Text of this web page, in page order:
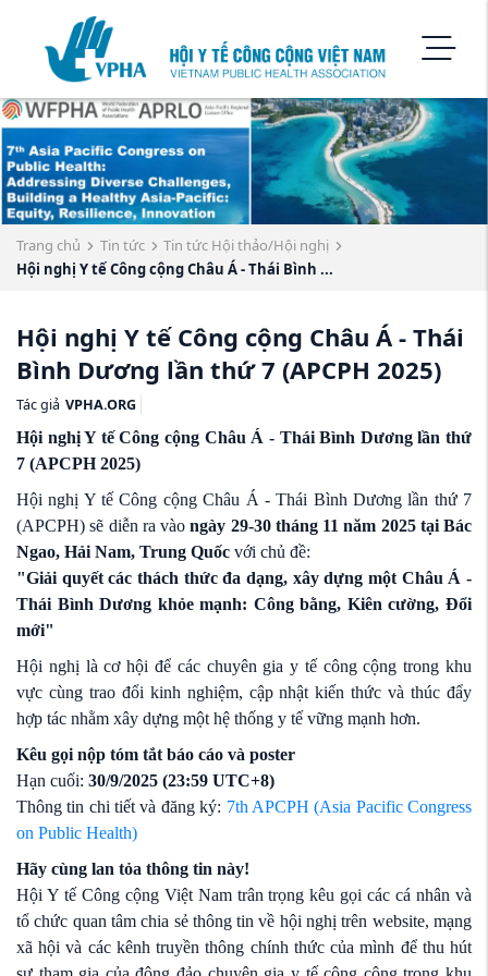
Trang chủ Tin tức
Tin tức Hội thảo/Hội nghị
Hội nghị Y tế Công cộng Châu Á - Thái Bình ...
Hội nghị Y tế Công cộng Châu Á - Thái
Bình Dương lần thứ 7 (APCPH 2025)
Tác giả VPHA.ORG
Hội nghị Y tế Công cộng Châu Á - Thái Bình Dương lần thứ
7 (APCPH 2025)
Hội nghị Y tế Công cộng Châu Á - Thái Bình Dương lần thứ 7
(APCPH) sẽ diễn ra vàongày 29-30 tháng 11 năm 2025 tại Bác
Ngao, Hải Nam, Trung Quốc với chủ đề:
"Giải quyết các thách thức đa dạng, xây dựng một Châu Á -
Thái Bình Dương khỏe mạnh: Công bằng, Kiên cường, Đổi
mới"
Hội nghị là cơ hội để các chuyên gia y tế công cộng trong khu
vực cùng trao đổi kinh nghiệm, cập nhật kiến thức và thúc đẩy
hợp tác nhằm xây dựng một hệ thống y tế vững mạnh hơn.
Kêu gọi nộp tóm tắt báo cáo và poster
Hạn cuối: 30/9/2025 (23:59 UTC+8)
Thông tin chi tiết và đăng ký: 7th APCPH (Asia Pacific Congress
on Public Health)
Hãy cùng lan tỏa thông tin này!
Hội Y tế Công cộng Việt Nam trân trọng kêu gọi các cá nhân và
tổ chức quan tâm chia sẻ thông tin về hội nghị trên website, mạng
xã hội và các kênh truyền thông chính thức của mình để thu hút